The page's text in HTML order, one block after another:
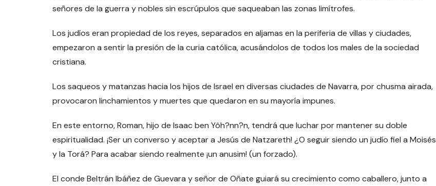
señores de la guerra y nobles sin escrúpulos que saqueaban las zonas limítrofes.
Los judíos eran propiedad de los reyes, separados en aljamas en la periferia de villas y ciudades,
empezaron a sentir la presión de la curia católica, acusándolos de todos los males de la sociedad
cristiana.
Los saqueos y matanzas hacia los hijos de Israel en diversas ciudades de Navarra, por chusma airada,
provocaron linchamientos y muertes que quedaron en su mayoría impunes.
En este entorno, Roman, hijo de Isaac ben Yôh?nn?n, tendrá que luchar por mantener su doble
espiritualidad. ¡Ser un converso y aceptar a Jesús de Natzareth! ¿O seguir siendo un judío fiel a Moisés
y la Torá? Para acabar siendo realmente ¡un anusim! (un forzado).
El conde Beltrán Ibáñez de Guevara y señor de Oñate guiará su crecimiento como caballero, junto a